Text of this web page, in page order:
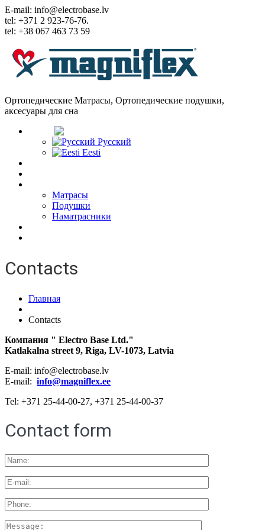
E-mail: info@electrobase.lv
tel: +371 2 923-76-76.
tel: +38 067 463 73 59
Ортопедические Матрасы, Ортопедические подушки,
аксесуары для сна
Русский
Eesti
Матрасы
Подушки
Наматрасники
Contacts
Главная
Contacts
Компания " Electro Base Ltd."
Katlakalna street 9, Riga, LV-1073, Latvia
E-mail: info@electrobase.lv
E-mail: info@magniflex.ee
Tel: +371 25-44-00-27, +371 25-44-00-37
Contact form